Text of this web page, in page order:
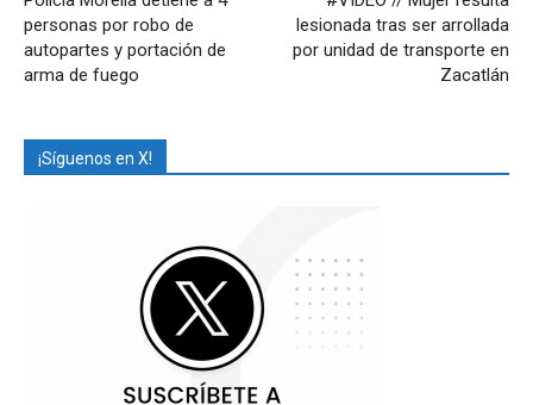
personas por robo de
autopartes y portación de
arma de fuego
lesionada tras ser arrollada
por unidad de transporte en
Zacatlán
¡Síguenos en X!